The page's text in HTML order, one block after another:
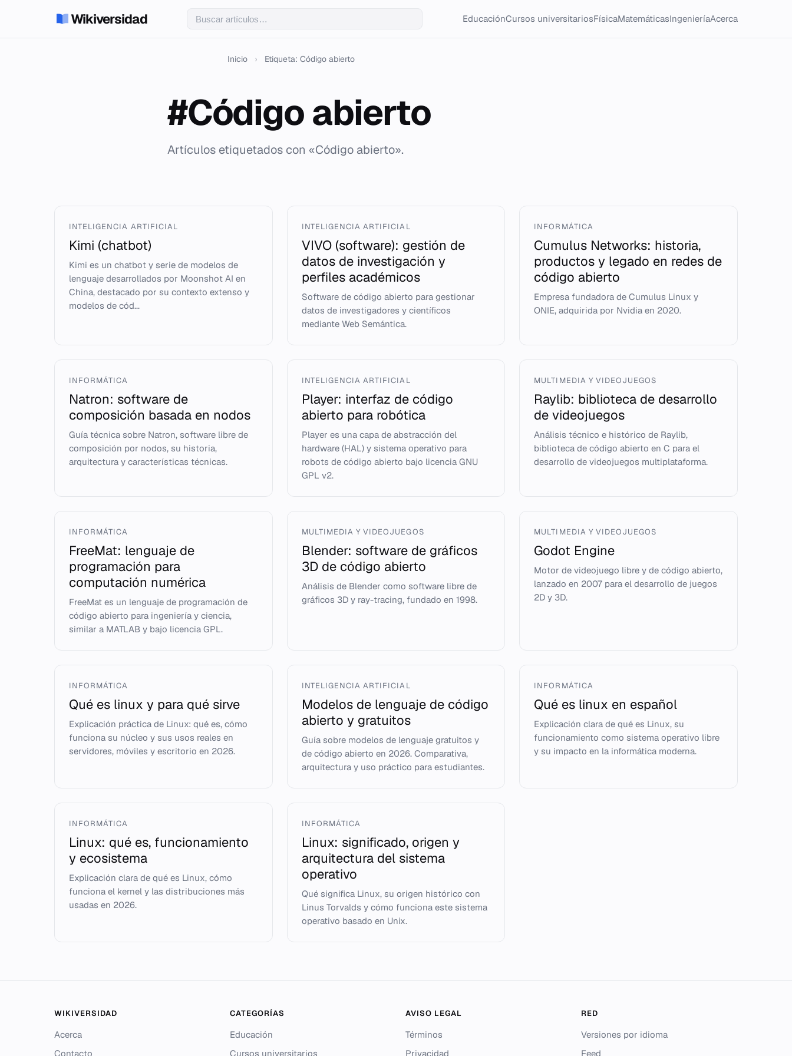
Wikiversidad EducaciónCursos universitariosFísicaMatemáticasIngenieríaAcerca
Inicio › Etiqueta: Código abierto
#Código abierto
Artículos etiquetados con «Código abierto».
INTELIGENCIA ARTIFICIAL
Kimi (chatbot)
Kimi es un chatbot y serie de modelos de
lenguaje desarrollados por Moonshot AI en
China, destacado por su contexto extenso y
modelos de cód...
INTELIGENCIA ARTIFICIAL
VIVO (software): gestión de
datos de investigación y
perfiles académicos
Software de código abierto para gestionar
datos de investigadores y científicos
mediante Web Semántica.
INFORMÁTICA
Cumulus Networks: historia,
productos y legado en redes de
código abierto
Empresa fundadora de Cumulus Linux y
ONIE, adquirida por Nvidia en 2020.
INFORMÁTICA
Natron: software de
composición basada en nodos
Guía técnica sobre Natron, software libre de
composición por nodos, su historia,
arquitectura y características técnicas.
INTELIGENCIA ARTIFICIAL
Player: interfaz de código
abierto para robótica
Player es una capa de abstracción del
hardware (HAL) y sistema operativo para
robots de código abierto bajo licencia GNU
GPL v2.
MULTIMEDIA Y VIDEOJUEGOS
Raylib: biblioteca de desarrollo
de videojuegos
Análisis técnico e histórico de Raylib,
biblioteca de código abierto en C para el
desarrollo de videojuegos multiplataforma.
INFORMÁTICA
FreeMat: lenguaje de
programación para
computación numérica
FreeMat es un lenguaje de programación de
código abierto para ingeniería y ciencia,
similar a MATLAB y bajo licencia GPL.
MULTIMEDIA Y VIDEOJUEGOS
Blender: software de gráficos
3D de código abierto
Análisis de Blender como software libre de
gráficos 3D y ray-tracing, fundado en 1998.
MULTIMEDIA Y VIDEOJUEGOS
Godot Engine
Motor de videojuego libre y de código abierto,
lanzado en 2007 para el desarrollo de juegos
2D y 3D.
INFORMÁTICA
Qué es linux y para qué sirve
Explicación práctica de Linux: qué es, cómo
funciona su núcleo y sus usos reales en
servidores, móviles y escritorio en 2026.
INTELIGENCIA ARTIFICIAL
Modelos de lenguaje de código
abierto y gratuitos
Guía sobre modelos de lenguaje gratuitos y
de código abierto en 2026. Comparativa,
arquitectura y uso práctico para estudiantes.
INFORMÁTICA
Qué es linux en español
Explicación clara de qué es Linux, su
funcionamiento como sistema operativo libre
y su impacto en la informática moderna.
INFORMÁTICA
Linux: qué es, funcionamiento
y ecosistema
Explicación clara de qué es Linux, cómo
funciona el kernel y las distribuciones más
usadas en 2026.
INFORMÁTICA
Linux: significado, origen y
arquitectura del sistema
operativo
Qué significa Linux, su origen histórico con
Linus Torvalds y cómo funciona este sistema
operativo basado en Unix.
WIKIVERSIDAD
Acerca
Contacto
CATEGORÍAS
Educación
Cursos universitarios
AVISO LEGAL
Términos
Privacidad
RED
Versiones por idioma
Feed